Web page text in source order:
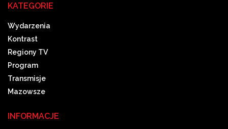
KATEGORIE
Wydarzenia
Kontrast
Regiony TV
Program
Transmisje
Mazowsze
INFORMACJE